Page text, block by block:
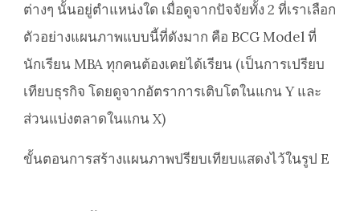
ต่างๆ นั้นอยู่ตำแหน่งใด เมื่อดูจากปัจจัยทั้ง 2 ที่เราเลือก
ตัวอย่างแผนภาพแบบนี้ที่ดังมาก คือ BCG Model ที่
นักเรียน MBA ทุกคนต้องเคยได้เรียน (เป็นการเปรียบ
เทียบธุรกิจ โดยดูจากอัตราการเติบโตในแกน Y และ
ส่วนแบ่งตลาดในแกน X)
ขั้นตอนการสร้างแผนภาพปรียบเทียบแสดงไว้ในรูป E